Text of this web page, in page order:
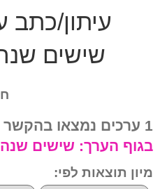
עיתון/כתב
שישים
1 ערכים נמצאו בהקשר לנושא:
בגוף הערך: שישים
מיון תוצאות לפי: